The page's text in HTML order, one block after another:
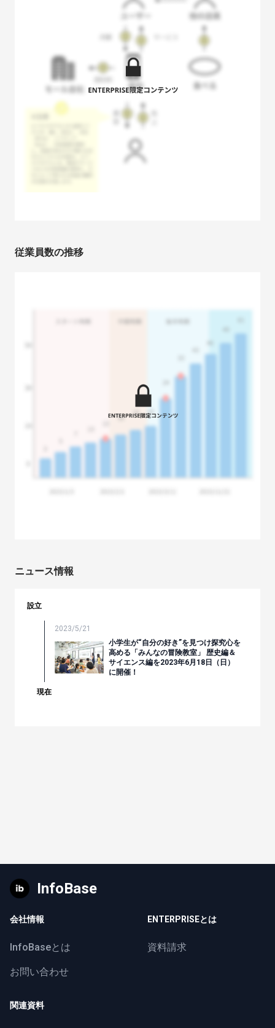
従業員数の推移
ニュース情報
設立
2023/5/21
小学生が“自分の好き”を見つけ探究心を
高める「みんなの冒険教室」 歴史編＆
サイエンス編を2023年6月18日（日）
に開催！
現在
InfoBase
会社情報
InfoBaseとは
お問い合わせ
ENTERPRISEとは
資料請求
関連資料